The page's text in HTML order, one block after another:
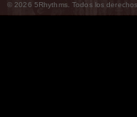
© 2026 5Rhythms. Todos los